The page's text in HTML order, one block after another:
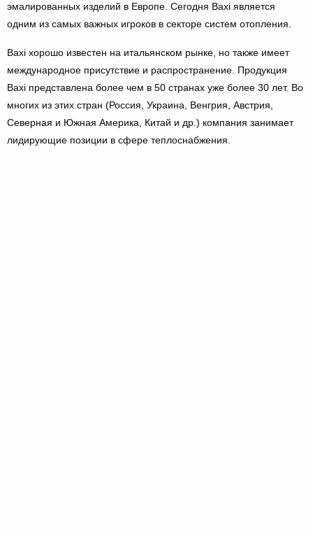
эмалированных изделий в Европе. Сегодня Baxi является
одним из самых важных игроков в секторе систем отопления.
Baxi хорошо известен на итальянском рынке, но также имеет
международное присутствие и распространение. Продукция
Baxi представлена ​​более чем в 50 странах уже более 30 лет. Во
многих из этих стран (Россия, Украина, Венгрия, Австрия,
Северная и Южная Америка, Китай и др.) компания занимает
лидирующие позиции в сфере теплоснабжения.